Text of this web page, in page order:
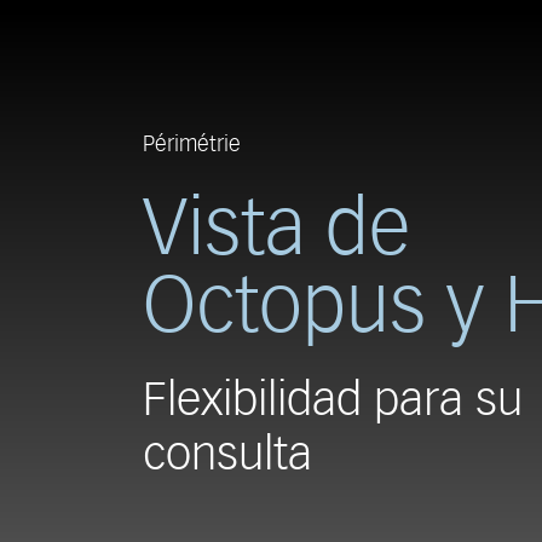
Périmétrie
Vista de
Octopus y
Flexibilidad para su
consulta